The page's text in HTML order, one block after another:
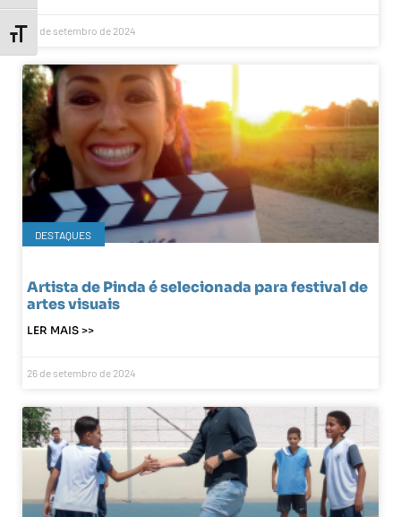
Toggle Font size
26 de setembro de 2024
DESTAQUES
Artista de Pinda é selecionada para festival de
artes visuais
LER MAIS >>
26 de setembro de 2024